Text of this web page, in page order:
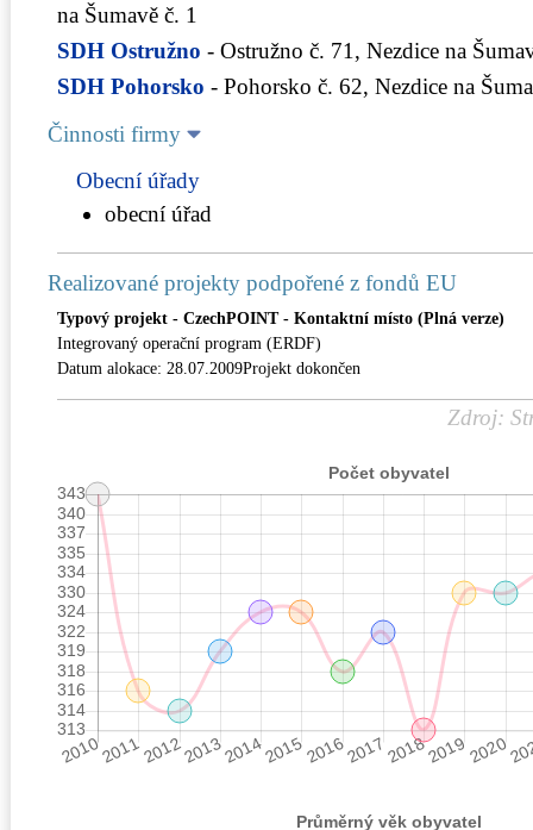
na Šumavě č. 1
SDH Ostružno - Ostružno č. 71, Nezdice na
SDH Pohorsko - Pohorsko č. 62, Nezdice na
Činnosti firmy
Obecní úřady
obecní úřad
Realizované projekty podpořené z fondů EU
Typový projekt - CzechPOINT - Kontaktní místo (Plná verze)
Integrovaný operační program (ERDF)
Datum alokace: 28.07.2009Projekt dokončen
Zdroj: